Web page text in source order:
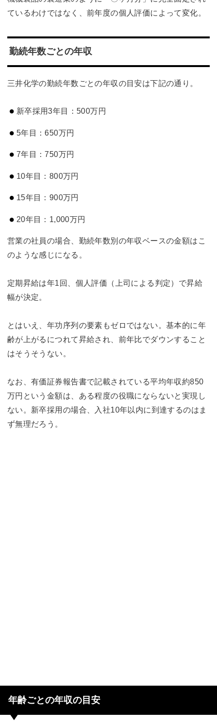
ているわけではなく、前年度の個人評価によって変化。
勤続年数ごとの年収
三井化学の勤続年数ごとの年収の目安は下記の通り。
新卒採用3年目：500万円
5年目：650万円
7年目：750万円
10年目：800万円
15年目：900万円
20年目：1,000万円
営業の社員の場合、勤続年数別の年収ベースの金額はこ
のような感じになる。
定期昇給は年1回、個人評価（上司による判定）で昇給
幅が決定。
とはいえ、年功序列の要素もゼロではない。基本的に年
齢が上がるにつれて昇給され、前年比でダウンすること
はそうそうない。
なお、有価証券報告書で記載されている平均年収約850
万円という金額は、ある程度の役職にならないと実現し
ない。新卒採用の場合、入社10年以内に到達するのはま
ず無理だろう。
年齢ごとの年収の目安